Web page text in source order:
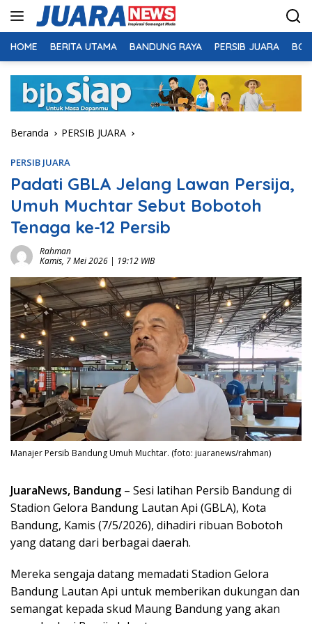
HOME BERITA UTAMA BANDUNG RAYA PERSIB JUARA
Beranda PERSIB JUARA
PERSIB JUARA
Padati GBLA Jelang Lawan Persija,
Umuh Muchtar Sebut Bobotoh
Tenaga ke-12 Persib
Rahman
Kamis, 7 Mei 2026 | 19:12 WIB
Manajer Persib Bandung Umuh Muchtar. (foto: juaranews/rahman)
JuaraNews, Bandung – Sesi latihan Persib Bandung di
Stadion Gelora Bandung Lautan Api (GBLA), Kota
Bandung, Kamis (7/5/2026), dihadiri ribuan Bobotoh
yang datang dari berbagai daerah.
Mereka sengaja datang memadati Stadion Gelora
Bandung Lautan Api untuk memberikan dukungan dan
semangat kepada skud Maung Bandung yang akan